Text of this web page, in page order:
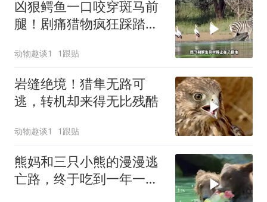
凶狠鳄鱼一口咬穿斑马前
腿！剧痛猎物疯狂踩踏！
动物趣谈1 1跟贴
岩缝绝境！猎隼无路可
逃，转机却来得无比残酷
动物趣谈1 1跟贴
熊妈和三只小熊的漫漫逃
亡路，终于吃到一年一度